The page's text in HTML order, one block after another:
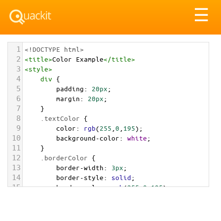
☰
1 <!DOCTYPE html>
2 <title>Color Example</title>
3 <style>
4 div {
5 padding: 20px;
6 margin: 20px;
7 }
8 .textColor {
9 color: rgb(255 0 195);
10 background-color: white;
11 }
12 .borderColor {
13 border-width: 3px;
14 border-style: solid;
15 border-color: rgb(255,0,195);